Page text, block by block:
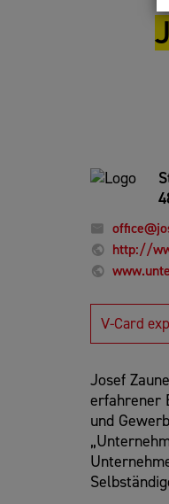
http://
V-Card
Josef
erfahrener
und